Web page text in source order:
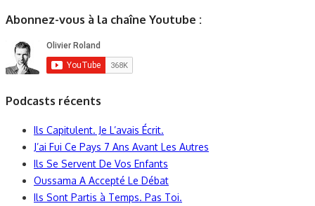
Abonnez-vous à la chaîne Youtube :
Podcasts récents
Ils Capitulent. Je L’avais Écrit.
J’ai Fui Ce Pays 7 Ans Avant Les Autres
Ils Se Servent De Vos Enfants
Oussama A Accepté Le Débat
Ils Sont Partis à Temps. Pas Toi.